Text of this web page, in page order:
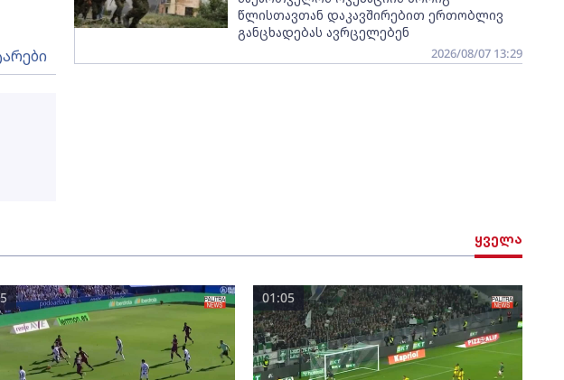
წლისთავთან დაკავშირებით ერთობლივ
განცხადებას ავრცელებენ
2026/08/07 13:29
ყველა
01:05